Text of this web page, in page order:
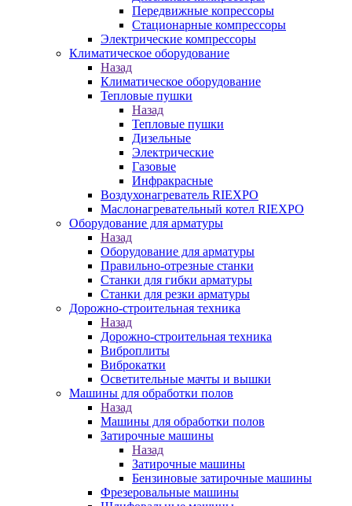
Передвижные копрессоры
Стационарные компрессоры
Электрические компрессоры
Климатическое оборудование
Назад
Климатическое оборудование
Тепловые пушки
Назад
Тепловые пушки
Дизельные
Электрические
Газовые
Инфракрасные
Воздухонагреватель RIEXPO
Маслонагревательный котел RIEXPO
Оборудование для арматуры
Назад
Оборудование для арматуры
Правильно-отрезные станки
Станки для гибки арматуры
Станки для резки арматуры
Дорожно-строительная техника
Назад
Дорожно-строительная техника
Виброплиты
Виброкатки
Осветительные мачты и вышки
Машины для обработки полов
Назад
Машины для обработки полов
Затирочные машины
Назад
Затирочные машины
Бензиновые затирочные машины
Фрезеровальные машины